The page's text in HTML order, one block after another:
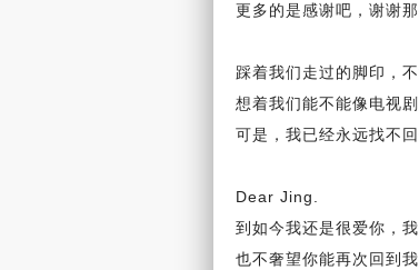
更多的是感谢吧，谢谢
踩着我们走过的脚印，
想着我们能不能像电视剧
可是，我已经永远找不回
Dear Jing.
到如今我还是很爱你，我
也不奢望你能再次回到我